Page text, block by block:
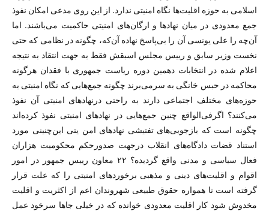
اسلامی به حوزه اقلیت‌ها نگاه امنیتی ندارد. از این روی مدعی امکان نفوذ
جمع معدودی در میان نهاد‌ها و ارگان‌های امنیتی حاکمیت می‌باشند. اما
آن‌چه را علی یونسی آن را بی‌پاسخ نهاده آن‌که، چگونه در نظامی که حتی
نخست وزیر سابق و رییس مجلس اسبقش فقط به جهت انتقاد به نتیجه
اعلام شده در انتخابات دهمین دوره ریاست جمهوری با فقدان هرگونه
محاکمه در حبس خانگی به سرمی‌برند چگونه جمع‌هایی که نگاه امنیتی به
حوزه‌های مختلف اجتماعی دارند به راحتی درنهادهای امنیتی آن نفوذ
می‌کنند؟ اگرفی‌الواقع چنین جمع‌هایی در نهاد‌های امنیتی نفوذ کرده‌اند
چگونه است که بازجویی‌های تفتیشی نهاد‌های امن یتی این‌چنینی مورد
استناد قضات دادگاه‌های انقلاب درجهت صدورحکم محکومیت هزاران
فعال سیاسی و مدنی واقع گردیده؟ ۲۲ معاون رییس جمهور در امور
اقوام و اقلیت‌های دینی و مذهبی برخورد‌های امنیتی را که علت قرار
گرفته است تا همواره حقوق طبیعی شهروندان اعم از اکثریت و اقلیت
مخدوش شود کار اقلیت معدودی خوانده که در خیلی جا‌ها سرخود عمل